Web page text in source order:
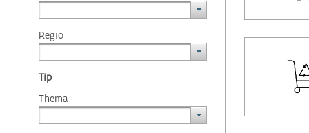
Regio
Tip
Thema